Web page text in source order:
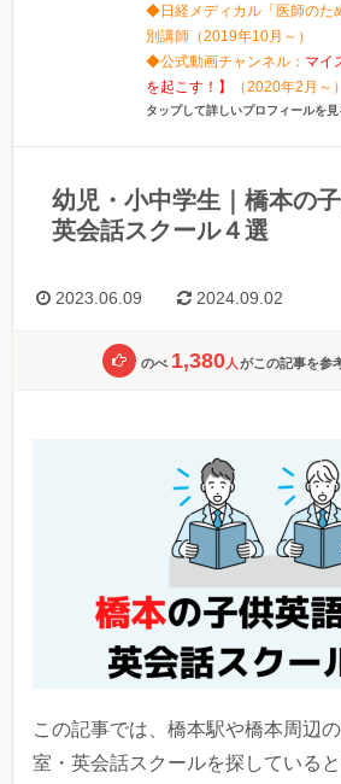
◆日経メディカル「医師のた
別講師（2019年10月～）
◆公式動画チャンネル： マイ
を起こす！】
（2020年2月～）
タップして詳しいプロフィールを見
幼児・小中学生｜橋本の
英会話スクール４選
2023.06.09 2024.09.02
のべ 1,380人 がこの記事を参
この記事では、橋本駅や橋本周辺
室・英会話スクールを探している